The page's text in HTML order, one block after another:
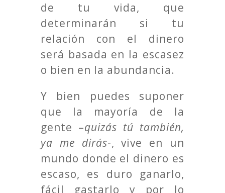
de tu vida, que
determinarán si tu
relación con el dinero
será basada en la escasez
o bien en la abundancia.
Y bien puedes suponer
que la mayoría de la
gente –quizás tú también,
ya me dirás-, vive en un
mundo donde el dinero es
escaso, es duro ganarlo,
fácil gastarlo y por lo